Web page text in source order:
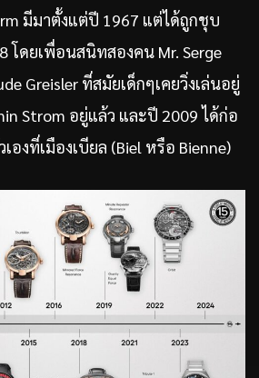
มีมาตั้งแต่ปี 1967 แต่ได้ถูกชุบ
โดยเพื่อนสนิทสองคน Mr. Serge
Greisler ที่สมัยเด็กๆเคยวิ่งเล่นอยู่
Strom อยู่แล้ว และปี 2009 ได้ก่อ
องที่เมืองเบียล (Biel หรือ Bienne)